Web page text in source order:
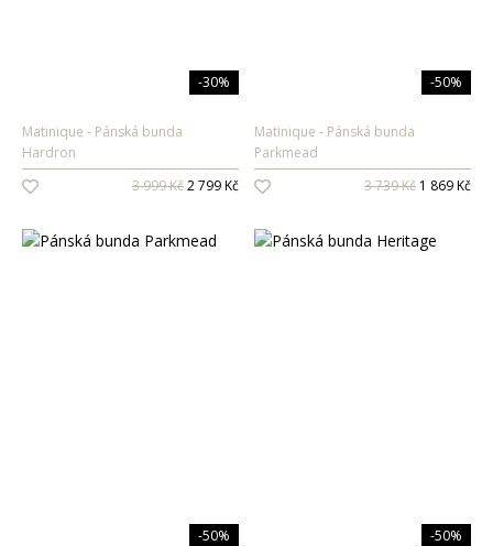
-30%
Matinique
Pánská bunda
Hardron
3 999 Kč2 799 Kč
-50%
Matinique
Pánská bunda
Parkmead
3 739 Kč 1 869 Kč
-50% -50%